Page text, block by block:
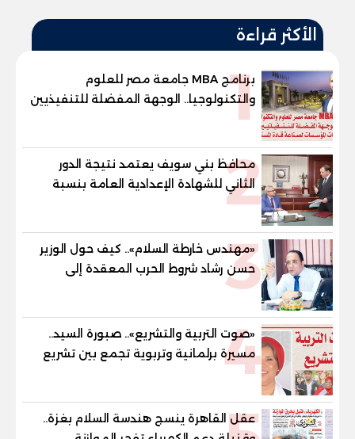
الأكثر قراءة
1
برنامج MBA جامعة مصر للعلوم
والتكنولوجيا.. الوجهة المفضلة للتنفيذيين
وقيادات المؤسسات لصناعة قادة
2
محافظ بني سويف يعتمد نتيجة الدور
الثاني للشهادة الإعدادية العامة بنسبة
والنور للمكفوفين
3
«مهندس خارطة السلام».. كيف حول الوزير
حسن رشاد شروط الحرب المعقدة إلى
"خارطة طريق" للانسحاب والإعمار؟
4
«صوت التربية والتشريع».. صبورة السيد..
مسيرة برلمانية وتربوية تجمع بين تشريع
القوانين وصناعة الأجيال لبناء الإنسان
عقل القاهرة ينسج هندسة السلام بغزة..